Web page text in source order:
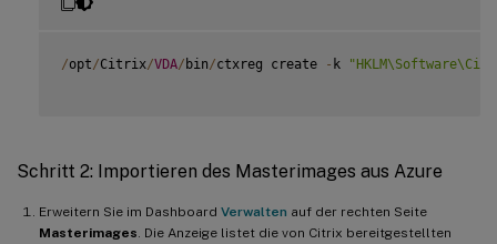
/opt/Citrix/VDA/ bin/ctxreg create - k
Schritt 2: Importieren des Masterimages aus Azure
Erweitern Sie im Dashboard Verwalten auf der rechten Seite
Masterimages . Die Anzeige listet die von Citrix bereitgestellten